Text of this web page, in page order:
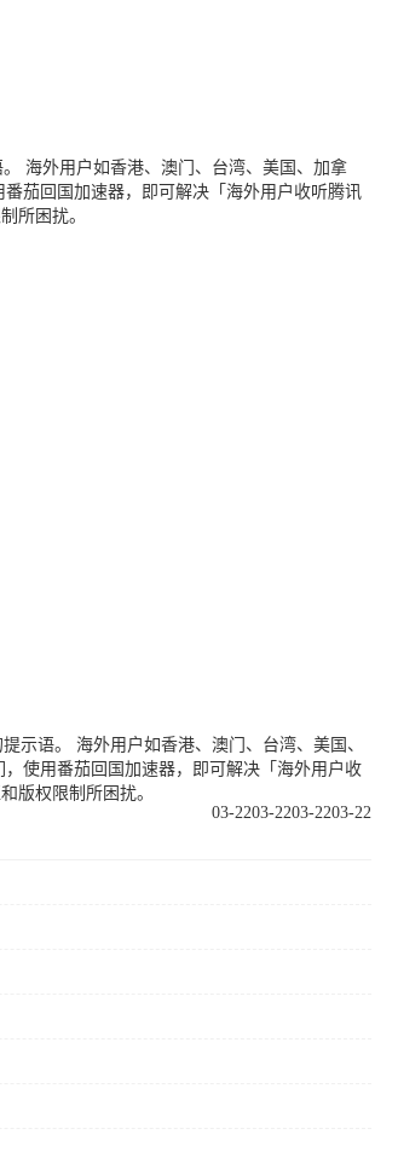
海外用户如香港、澳门、台湾、美国、加拿
茄回国加速器，即可解决「海外用户收听腾讯
所困扰。
示语。 海外用户如香港、澳门、台湾、美国、
使用番茄回国加速器，即可解决「海外用户收
版权限制所困扰。
03-22
03-22
03-22
03-22